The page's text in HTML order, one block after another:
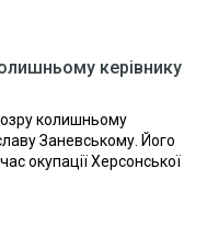
керівнику
колишньому
Заневському. Його
окупації Херсонської